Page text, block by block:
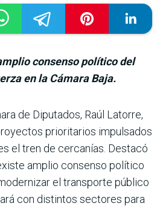
consenso político del
en la Cámara Baja.
de Diputados, Raúl Latorre,
prioritarios impulsados
el tren de cercanías. Destacó
amplio consenso político
el transporte público
con distintos sectores para